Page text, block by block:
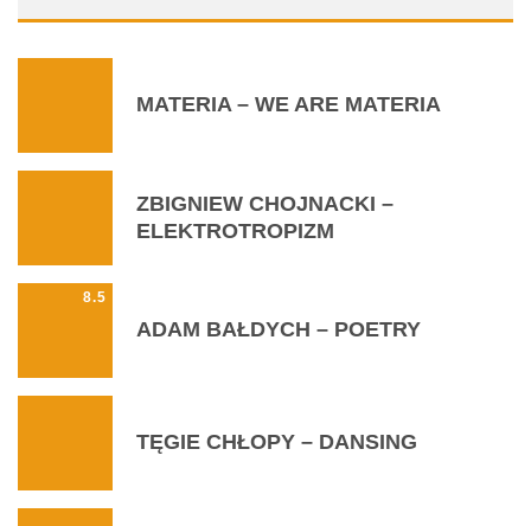
MATERIA – WE ARE MATERIA
ZBIGNIEW CHOJNACKI –
ELEKTROTROPIZM
8.5
ADAM BAŁDYCH – POETRY
TĘGIE CHŁOPY – DANSING